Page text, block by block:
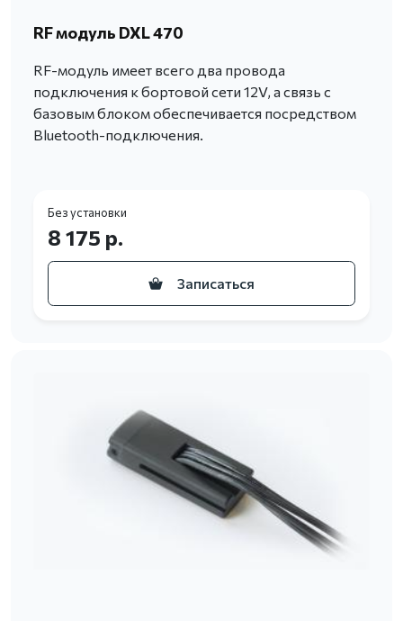
RF модуль DXL 470
RF-модуль имеет всего два провода
подключения к бортовой сети 12V, а связь с
базовым блоком обеспечивается посредством
Bluetooth-подключения.
Без установки
8 175 р.
Записаться